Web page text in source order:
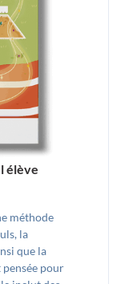
élève
méthode
la
que la
pour